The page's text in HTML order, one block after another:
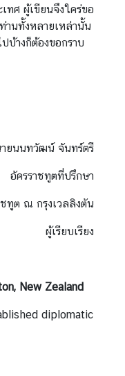
ทศ ผู้เขียนจึงใคร่ขอ
นทั้งหลายเหล่านั้น
บ้างก็ต้องขอกราบ
ยนนทวัฒน์ จันทร์ตรี
อัครราชทูตที่ปรึกษา
ชทูต ณ กรุงเวลลิงตัน
ผู้เรียบเรียง
New Zealand
diplomatic